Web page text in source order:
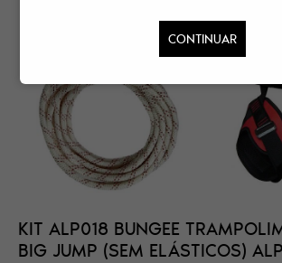
KIT ALP018 BUNGEE
BIG JUMP (SEM ELÁSTICOS)
CONTINUAR